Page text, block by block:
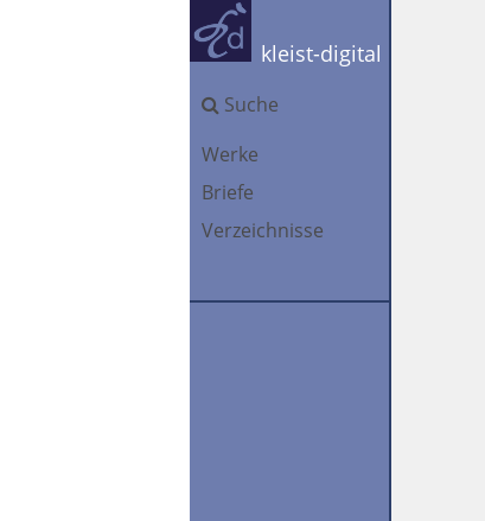
kleist-digital
Suche
Werke
Briefe
Verzeichnisse